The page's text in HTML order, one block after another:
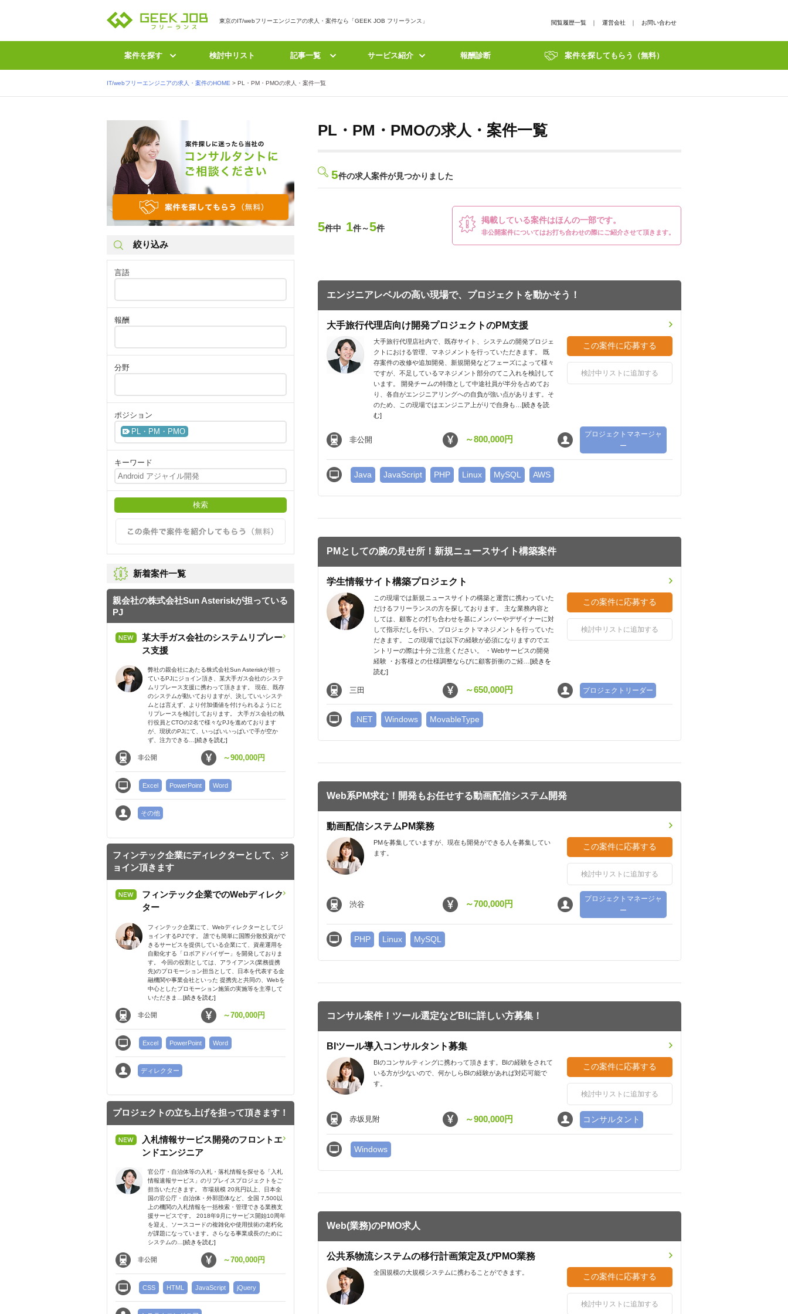
東京のIT/webフリーエンジニアの求人・案件なら「GEEK JOB フリーランス」 閲覧履歴一覧 ｜ 運営会社 ｜ お問い合わせ
案件を探す 検討中リスト 記事一覧 サービス紹介 報酬診断 案件を探してもらう（無料）
IT/webフリーエンジニアの求人・案件のHOME > PL・PM・PMOの求人・案件一覧
絞り込み
言語
報酬
分野
ポジション
PL・PM・PMO
キーワード
新着案件一覧
親会社の株式会社Sun Asteriskが担っている
PJ
某大手ガス会社のシステムリプレー
ス支援
弊社の親会社にあたる株式会社Sun Asteriskが担っ
ているPJにジョイン頂き、某大手ガス会社のシステ
ムリプレース支援に携わって頂きます。 現在、既存
のシステムが動いておりますが、決していいシステ
ムとは言えず、より付加価値を付けられるようにと
リプレースを検討しております。 大手ガス会社の執
行役員とCTOの2名で様々なPJを進めております
が、現状のPJにて、いっぱいいっぱいで手が空か
ず、注力できる…[続きを読む]
非公開 ～900,000円
Excel PowerPoint Word
その他
フィンテック企業にディレクターとして、ジ
ョイン頂きます
フィンテック企業でのWebディレク
ター
フィンテック企業にて、Webディレクターとしてジ
ョインするPJです。 誰でも簡単に国際分散投資がで
きるサービスを提供している企業にて、資産運用を
自動化する「ロボアドバイザー」を開発しておりま
す。 今回の役割としては、アライアンス(業務提携
先)のプロモーション担当として、日本を代表する金
融機関や事業会社といった 提携先と共同の、Webを
中心としたプロモーション施策の実施等を主導して
いただきま… [続きを読む]
非公開 ～700,000円
Excel PowerPoint Word
ディレクター
プロジェクトの立ち上げを担って頂きます！
入札情報サービス開発のフロントエ
ンドエンジニア
官公庁・自治体等の入札・落札情報を探せる「入札
情報速報サービス」のリプレイスプロジェクトをご
担当いただきます。 市場規模 20兆円以上、日本全
国の官公庁・自治体・外郭団体など、全国 7,500以
上の機関の入札情報を一括検索・管理できる業務支
援サービスです。 2018年9月にサービス開始10周年
を迎え、ソースコードの複雑化や使用技術の老朽化
が課題になっています。さらなる事業成長のために
システムの…[続きを読む]
非公開 ～700,000円
CSS HTML JavaScript jQuery
PL・PM・PMOの求人・案件一覧
5件の求人案件が見つかりました
5件中 1件～5件
掲載している案件はほんの一部です。
非公開案件についてはお打ち合わせの際にご紹介させて頂きます。
エンジニアレベルの高い現場で、プロジェクトを動かそう！
大手旅行代理店向け開発プロジェクトのPM支援
大手旅行代理店社内で、既存サイト、システムの開発プロジェ
クトにおける管理、マネジメントを行っていただきます。 既
存案件の改修や追加開発、新規開発などフェーズによって様々
ですが、不足しているマネジメント部分のてこ入れを検討して
います。 開発チームの特徴として中途社員が半分を占めてお
り、各自がエンジニアリングへの自負が強い点があります。そ
のため、この現場ではエンジニア上がりで自身も… [続きを読
む]
検討中リストに追加する
非公開 ～800,000円
プロジェクトマネージャ
ー
Java JavaScript PHP Linux MySQL AWS
PMとしての腕の見せ所！新規ニュースサイト構築案件
学生情報サイト構築プロジェクト
この現場では新規ニュースサイトの構築と運営に携わっていた
だけるフリーランスの方を探しております。 主な業務内容と
しては、顧客との打ち合わせを基にメンバーやデザイナーに対
して指示だしを行い、プロジェクトマネジメントを行っていた
だきます。 この現場では以下の経験が必須になりますのでエ
ントリーの際は十分ご注意ください。 ・Webサービスの開発
経験 ・お客様との仕様調整ならびに顧客折衝のご経… [続きを
読む]
検討中リストに追加する
三田 ～650,000円 プロジェクトリーダー
.NET Windows MovableType
Web系PM求む！開発もお任せする動画配信システム開発
動画配信システムPM業務
PMを募集していますが、現在も開発ができる人を募集してい
ます。
検討中リストに追加する
渋谷 ～700,000円
プロジェクトマネージャ
ー
PHP Linux MySQL
コンサル案件！ツール選定などBIに詳しい方募集！
BIツール導入コンサルタント募集
BIのコンサルティングに携わって頂きます。BIの経験をされて
いる方が少ないので、何かしらBIの経験があれば対応可能で
す。
検討中リストに追加する
赤坂見附 ～900,000円 コンサルタント
Windows
Web(業務)のPMO求人
公共系物流システムの移行計画策定及びPMO業務
全国規模の大規模システムに携わることができます。
検討中リストに追加する